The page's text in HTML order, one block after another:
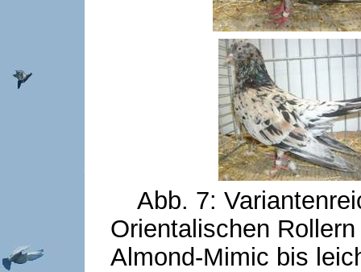
Abb. 7:
Orientalischen
Almond-Mimic bis